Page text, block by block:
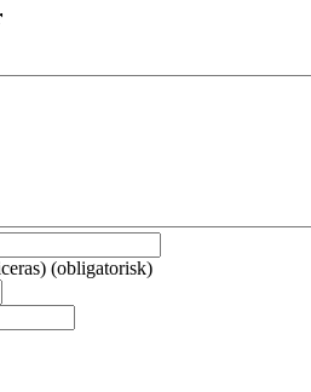
(obligatorisk)